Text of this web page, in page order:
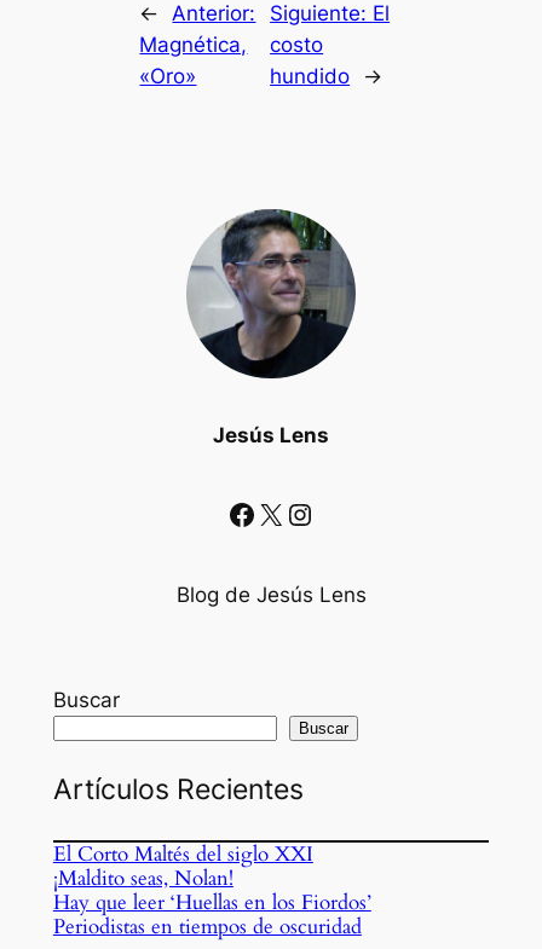
Jesús Lens
Facebook X Instagram
Blog de Jesús Lens
←
Anterior:
Magnética,
«Oro»
Siguiente: El
costo
hundido
→
Buscar
Buscar
Artículos Recientes
El Corto Maltés del siglo XXI
¡Maldito seas, Nolan!
Hay que leer ‘Huellas en los Fiordos’
Periodistas en tiempos de oscuridad